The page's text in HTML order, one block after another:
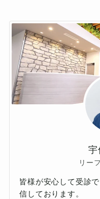
宇
リー
皆様が安心して受診
信しております。